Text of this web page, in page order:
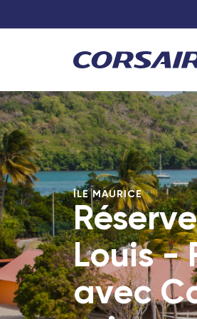
ÎLE MAURICE
Louis -
avec
Hexagone
Paris
Lyon
Nantes
Toulouse
Marseille
Bordeaux